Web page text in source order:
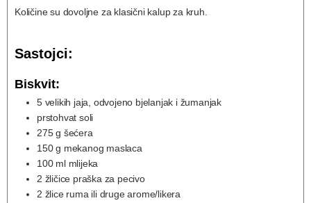
Količine su dovoljne za klasični kalup za kruh.
Sastojci:
Biskvit:
5 velikih jaja, odvojeno bjelanjak i žumanjak
prstohvat soli
275 g šećera
150 g mekanog maslaca
100 ml mlijeka
2 žličice praška za pecivo
2 žlice ruma ili druge arome/likera